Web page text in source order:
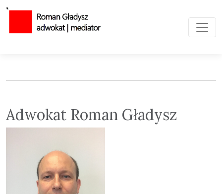
Adwokat Roman Gładysz